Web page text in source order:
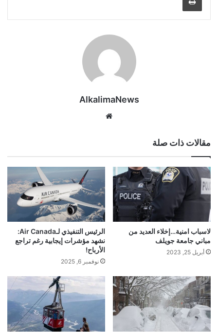
AlkalimaNews
مقالات ذات صلة
لاسباب امنية…إخلاء العديد من
مباني جامعة جويلف
أبريل 25, 2023
الرئيس التنفيذي لـAir Canada:
نشهد مؤشرات إيجابية رغم تراجع
الأرباح!
نوفمبر 6, 2025